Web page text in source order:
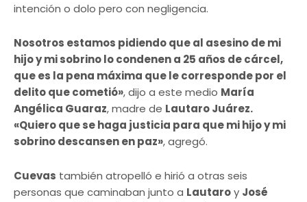
intención o dolo pero con negligencia.
Nosotros estamos pidiendo que al asesino de mi
hijo y mi sobrino lo condenen a 25 años de cárcel,
que es la pena máxima que le corresponde por el
delito que cometió», dijo a este medio María
Angélica Guaraz, madre de Lautaro Juárez.
«Quiero que se haga justicia para que mi hijo y mi
sobrino descansen en paz», agregó.
Cuevas también atropelló e hirió a otras seis
personas que caminaban junto a Lautaroy José